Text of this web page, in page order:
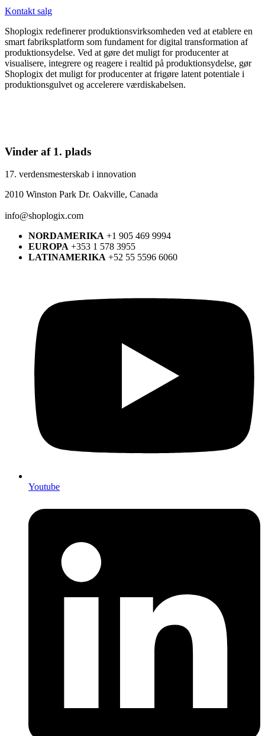
Kontakt salg
Shoplogix redefinerer produktionsvirksomheden ved at etablere en
smart fabriksplatform som fundament for digital transformation af
produktionsydelse. Ved at gøre det muligt for producenter at
visualisere, integrere og reagere i realtid på produktionsydelse, gør
Shoplogix det muligt for producenter at frigøre latent potentiale i
produktionsgulvet og accelerere værdiskabelsen.
Vinder af 1. plads
17. verdensmesterskab i innovation
2010 Winston Park Dr. Oakville, Canada
info@shoplogix.com
NORDAMERIKA +1 905 469 9994
EUROPA +353 1 578 3955
LATINAMERIKA +52 55 5596 6060
Youtube